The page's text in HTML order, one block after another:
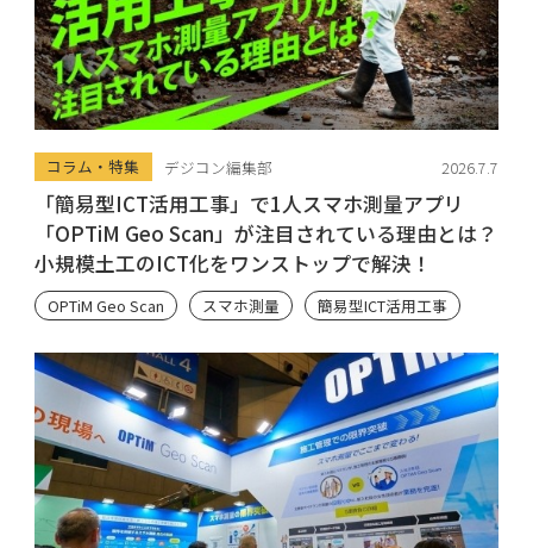
コラム・特集 デジコン編集部 2026.7.7
「簡易型ICT活用工事」で1人スマホ測量アプリ
「OPTiM Geo Scan」が注目されている理由とは？
小規模土工のICT化をワンストップで解決！
OPTiM Geo Scan スマホ測量 簡易型ICT活用工事